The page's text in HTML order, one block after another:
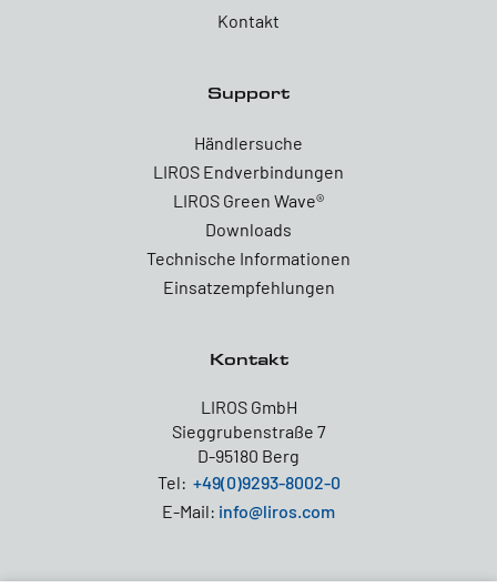
Kontakt
Support
Händlersuche
LIROS Endverbindungen
LIROS Green Wave®
Downloads
Technische Informationen
Einsatzempfehlungen
Kontakt
LIROS GmbH
Sieggrubenstraße 7
D-95180 Berg
Tel: +49(0)9293-8002-0
E-Mail: info@liros.com